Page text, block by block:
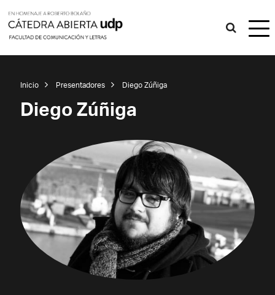
Inicio Presentadores Diego Zúñiga
Diego Zúñiga